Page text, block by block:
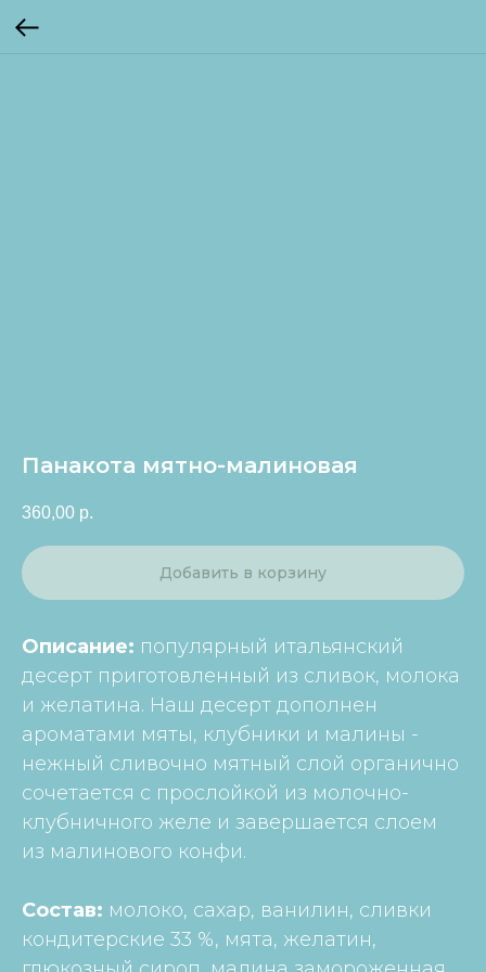
Панакота мятно-малиновая
360,00 р.
Добавить в корзину
Описание: популярный итальянский
десерт приготовленный из сливок, молока
и желатина. Наш десерт дополнен
ароматами мяты, клубники и малины -
нежный сливочно мятный слой органично
сочетается с прослойкой из молочно-
клубничного желе и завершается слоем
из малинового конфи.
Состав: молоко, сахар, ванилин, сливки
кондитерские 33 %, мята, желатин,